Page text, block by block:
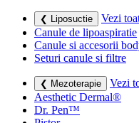
❮ Liposuctie
Vezi
Canule de lipoaspiratie
Canule si accesorii
Seturi canule si filtre
❮ Mezoterapie
Vezi
Aesthetic Dermal®
Dr. Pen™